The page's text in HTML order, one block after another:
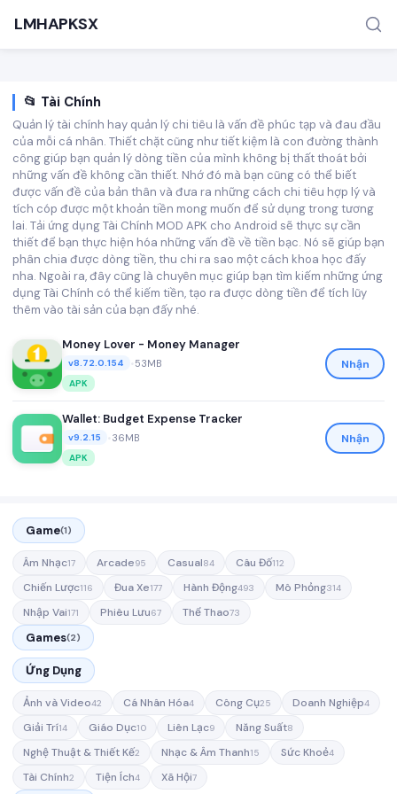
TÌM KIẾM PHỔ BIẾN
Game
LMHAPKSX
📂 Tài Chính
Quản lý tài chính hay quản lý chi tiêu là vấn đề phúc tạp và đau đầu
của mỗi cá nhân. Thiết chặt cũng như tiết kiệm là con đường thành
công giúp bạn quản lý dòng tiền của mình không bị thất thoát bởi
những vấn đề không cần thiết. Nhớ đó mà bạn cũng có thể biết
được vấn đề của bản thân và đưa ra những cách chi tiêu hợp lý và
tích cóp được một khoản tiền mong muốn để sử dụng trong tương
lai. Tải ứng dụng Tài Chính MOD APK cho Android sẽ thực sự cần
thiết để bạn thực hiện hóa những vấn đề về tiền bạc. Nó sẽ giúp bạn
phân chia được dòng tiền, thu chi ra sao một cách khoa học đấy
nha. Ngoài ra, đây cũng là chuyên mục giúp bạn tìm kiếm những ứng
dụng Tài Chính có thể kiếm tiền, tạo ra được dòng tiền để tích lũy
thêm vào tài sản của bạn đấy nhé.
Money Lover - Money Manager
v8.72.0.154 53MB
APK
Nhận
Wallet: Budget Expense Tracker
v9.2.15 36MB
APK
Nhận
Game(1)
Âm Nhạc17 Arcade95 Casual84 Câu Đố112
Chiến Lược116 Đua Xe177 Hành Động493 Mô Phỏng314
Nhập Vai171 Phiêu Lưu67 Thể Thao73
Games(2)
Ứng Dụng
Ảnh và Video42 Cá Nhân Hóa4 Công Cụ25 Doanh Nghiệp4
Giải Trí14 Giáo Dục10 Liên Lạc9 Năng Suất8
Nghệ Thuật & Thiết Kế2 Nhạc & Âm Thanh15 Sức Khoẻ4
Tài Chính2 Tiện Ích4 Xã Hội7